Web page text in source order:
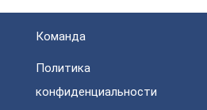
Команда
Политика
конфиденциальности